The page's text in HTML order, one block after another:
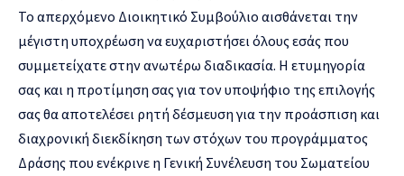
Το απερχόμενο Διοικητικό Συμβούλιο αισθάνεται την
μέγιστη υποχρέωση να ευχαριστήσει όλους εσάς που
συμμετείχατε στην ανωτέρω διαδικασία. Η ετυμηγορία
σας και η προτίμηση σας για τον υποψήφιο της επιλογής
σας θα αποτελέσει ρητή δέσμευση για την προάσπιση και
διαχρονική διεκδίκηση των στόχων του προγράμματος
Δράσης που ενέκρινε η Γενική Συνέλευση του Σωματείου